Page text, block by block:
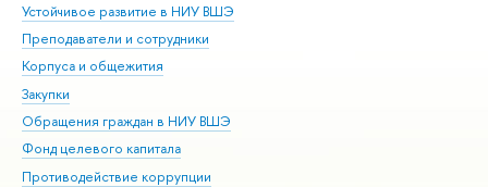
Устойчивое развитие в НИУ ВШЭ
Преподаватели и сотрудники
Корпуса и общежития
Закупки
Обращения граждан в НИУ ВШЭ
Фонд целевого капитала
Противодействие коррупции